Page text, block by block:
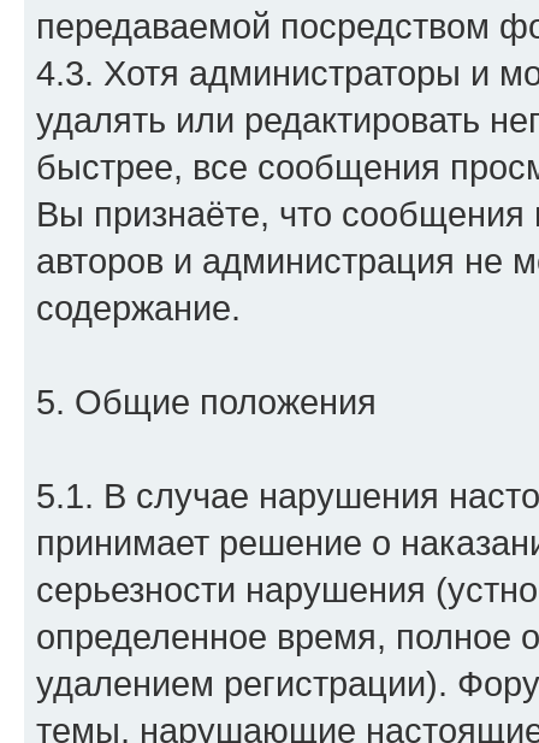
передаваемой посредством
4.3. Хотя администраторы и
удалять или редактировать
быстрее, все сообщения
Вы признаёте, что
авторов и администрация не
содержание.
5. Общие положения
5.1. В случае нарушения
принимает решение о
серьезности нарушения
определенное время, полное
удалением регистрации).
темы, нарушающие